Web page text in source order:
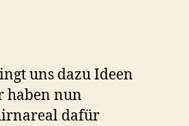
uns dazu Ideen
haben nun
dafür